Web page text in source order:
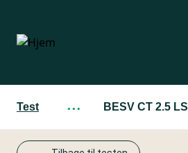
hovedindhold
Test ··· BESV CT 2.5 LS